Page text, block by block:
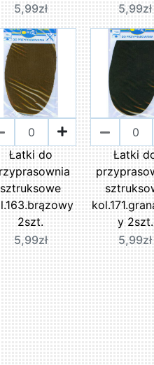
5,99zł
5,99zł
Łatki do
sztruksowe
2szt.
5,99zł
Łatki
y 2szt.
5,99zł